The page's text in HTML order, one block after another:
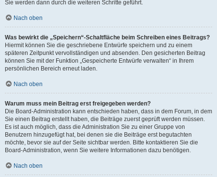
Sie werden dann durch die weiteren Schritte geführt.
Nach oben
Was bewirkt die „Speichern“-Schaltfläche beim Schreiben eines Beitrags?
Hiermit können Sie die geschriebene Entwürfe speichern und zu einem
späteren Zeitpunkt vervollständigen und absenden. Den gesicherten Beitrag
können Sie mit der Funktion „Gespeicherte Entwürfe verwalten“ in Ihrem
persönlichen Bereich erneut laden.
Nach oben
Warum muss mein Beitrag erst freigegeben werden?
Die Board-Administration kann entschieden haben, dass in dem Forum, in dem
Sie einen Beitrag erstellt haben, die Beiträge zuerst geprüft werden müssen.
Es ist auch möglich, dass die Administration Sie zu einer Gruppe von
Benutzern hinzugefügt hat, bei denen sie die Beiträge erst begutachten
möchte, bevor sie auf der Seite sichtbar werden. Bitte kontaktieren Sie die
Board-Administration, wenn Sie weitere Informationen dazu benötigen.
Nach oben